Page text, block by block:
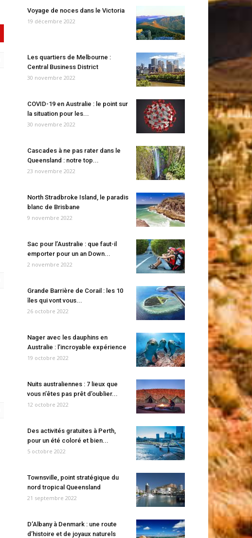
Voyage de noces dans le Victoria
19 décembre 2022
Les quartiers de Melbourne :
Central Business District
30 novembre 2022
COVID-19 en Australie : le point sur
la situation pour les...
30 novembre 2022
Cascades à ne pas rater dans le
Queensland : notre top...
23 novembre 2022
North Stradbroke Island, le paradis
blanc de Brisbane
9 novembre 2022
Sac pour l’Australie : que faut-il
emporter pour un an Down...
2 novembre 2022
Grande Barrière de Corail : les 10
îles qui vont vous...
26 octobre 2022
Nager avec les dauphins en
Australie : l’incroyable expérience
19 octobre 2022
Nuits australiennes : 7 lieux que
vous n’êtes pas prêt d’oublier...
12 octobre 2022
Des activités gratuites à Perth,
pour un été coloré et bien...
5 octobre 2022
Townsville, point stratégique du
nord tropical Queensland
21 septembre 2022
D’Albany à Denmark : une route
d’histoire et de joyaux naturels